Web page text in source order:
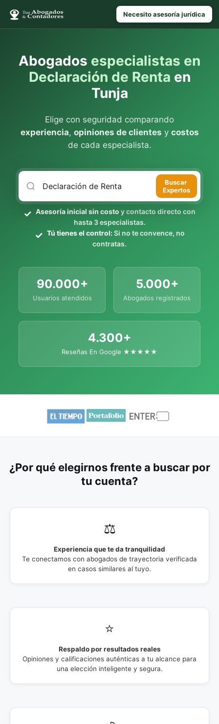
Necesito asesoría jurídica
Abogados especialistas en
Declaración de Renta en
Tunja
Elige con seguridad comparando
experiencia, opiniones de clientes y costos
de cada especialista.
Buscar
Expertos
Asesoría inicial sin costo y contacto directo con
hasta 3 especialistas.
Tú tienes el control:Si no te convence, no
contratas.
90.000+
Usuarios atendidos
5.000+
Abogados registrados
4.300+
Reseñas En Google ★★★★★
¿Por qué elegirnos frente a buscar por
tu cuenta?
⚖️
Experiencia que te da tranquilidad
Te conectamos con abogados de trayectoria verificada
en casos similares al tuyo.
⭐
Respaldo por resultados reales
Opiniones y calificaciones auténticas a tu alcance para
una elección inteligente y segura.